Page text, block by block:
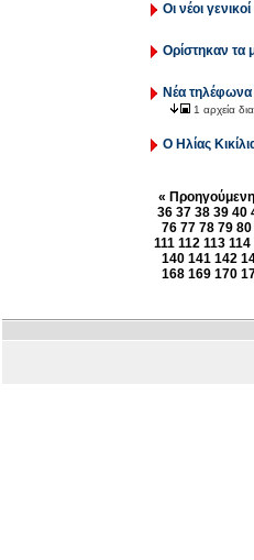
Οι νέοι
Ορίστηκαν τα
Νέα τηλέφωνα
1 αρχεία
Ο Ηλίας
« Προηγούμενη
36 37 38 39 40
76 77 78 79 80
111 112 113 114
140 141 142
168 169 170